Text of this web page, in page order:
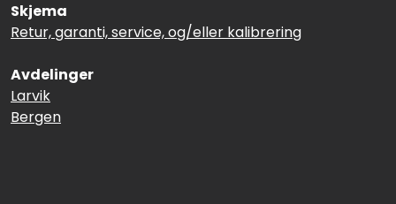
Skjema
Retur, garanti, service, og/eller kalibrering
Avdelinger
Larvik
Bergen